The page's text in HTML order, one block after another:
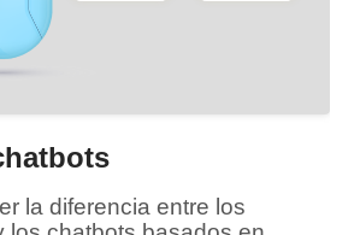
la diferencia entre los